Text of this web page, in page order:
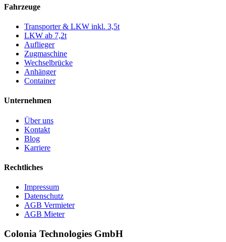
Fahrzeuge
Transporter & LKW inkl. 3,5t
LKW ab 7,2t
Auflieger
Zugmaschine
Wechselbrücke
Anhänger
Container
Unternehmen
Über uns
Kontakt
Blog
Karriere
Rechtliches
Impressum
Datenschutz
AGB Vermieter
AGB Mieter
Colonia Technologies GmbH